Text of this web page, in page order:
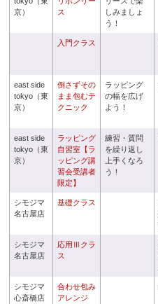
京）
ス
しみましょ
う！
入門クラス
east side
tokyo（東
京）
倒さずその
まま包むテ
クニック
ラッピング
の幅を広げ
よう！
east side
tokyo（東
京）
ラッピング
自習室【ラ
ッピング講
習会受講者
限定】
練習・質問
を繰り返し
上手くなろ
う！
シモジマ
名古屋店
基礎クラス
シモジマ
名古屋店
応用Ⅲクラ
ス
シモジマ
心斎橋店
合わせ包み
アレンジ